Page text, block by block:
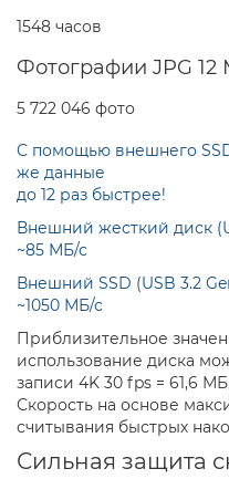
1548 часов
Фотографии JPG 12
5 722 046 фото
С помощью внешнего
же данные
до 12 раз быстрее!
Внешний жесткий диск
~85 МБ/с
Внешний SSD (USB 3.2
~1050 МБ/с
Приблизительное
использование диска
записи 4K 30 fps = 61,6
Скорость на основе
считывания быстрых
Сильная защита